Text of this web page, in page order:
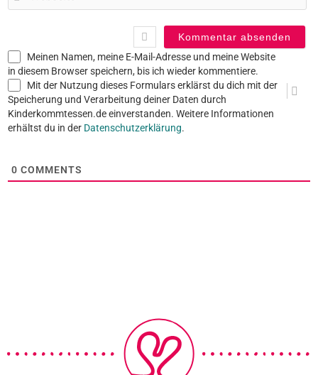
Meinen Namen, meine E-Mail-Adresse und meine Website
in diesem Browser speichern, bis ich wieder kommentiere.
Mit der Nutzung dieses Formulars erklärst du dich mit der
Speicherung und Verarbeitung deiner Daten durch
Kinderkommtessen.de einverstanden. Weitere Informationen
erhältst du in der Datenschutzerklärung.
0 COMMENTS